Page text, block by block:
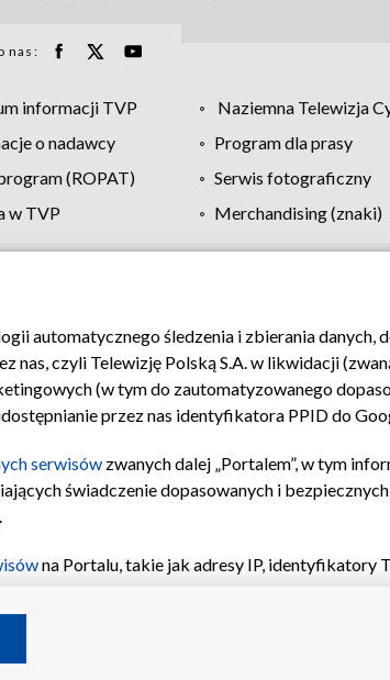
nas:
informacji TVP Naziemna Telewizja
o nadawcy
Program dla prasy
(ROPAT)
Serwis fotograficzny
w TVP
Merchandising (znaki)
Moje zgody Pomoc Biuro reklamy
automatycznego śledzenia i zbierania danych,
czyli Telewizję Polską S.A. w likwidacji
(w tym do zautomatyzowanego
przez nas identyfikatora PPID do
serwisów zwanych dalej „Portalem”, w tym
świadczenie dopasowanych i
na Portalu, takie jak adresy IP,
lub dostęp do nich, wyboru
treści, wyboru spersonalizowanych treści,
i ulepszania produktów, zapewnienia